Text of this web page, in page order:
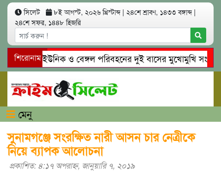
সিলেট ৮ই আগস্ট, ২০২৬ খ্রিস্টাব্দ | ২৪শে শ্রাবণ, ১৪৩৩ বঙ্গাব্দ |
২৪শে সফর, ১৪৪৮ হিজরি
শিরোনাম
সিলেটে ইউনিক ও বেঙ্গল পরিবহনের দুই বাসের মুখোমুখি সং’ঘ’র্ষে
গোয়াইনঘাটে প্রেমের ফাঁদে তরুণী পাচার: মাদকাসক্ত রিমালকে
মেনু
সুনামগঞ্জে সংরক্ষিত নারী আসন চার নেত্রীকে
নিয়ে ব্যাপক আলোচনা
প্রকাশিত: ৪:১৭ অপরাহ্ণ, জানুয়ারি ৭, ২০১৯